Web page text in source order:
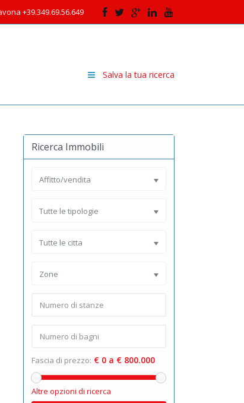
+39.349.69.56.649
Salva la tua ricerca
Ricerca Immobili
Affitto/vendita
Tutte le tipologie
Tutte le citta
Zone
Fascia di prezzo: € 0 a € 800.000
Altre opzioni di ricerca